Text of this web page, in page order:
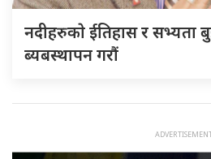
नदीहरुकाे ईतिहास र सभ्यता
ब्यबस्थापन गराैं